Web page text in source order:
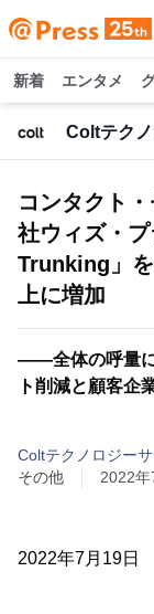
新着 エンタメ
Coltテク
コンタクト
社ウィズ・
Trunking」
上に増加
――全体の呼量に
ト削減と顧客
Coltテクノロジー
その他
2022
2022年7月19日